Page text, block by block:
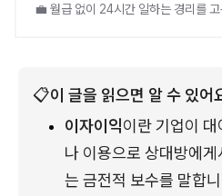
💼 월급 없이 24시간 일하는 경리를
📋이 글을 읽으면 알 수 있어
이자이익이란 기업이 대
나 이용으로 상대방에
는 금전적 보수를 말합